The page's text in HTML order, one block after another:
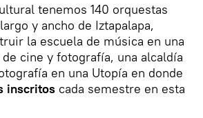
tenemos 140 orquestas
y ancho de Iztapalapa,
la escuela de música en una
cine y fotografía, una alcaldía
en una Utopía en donde
inscritos cada semestre en esta